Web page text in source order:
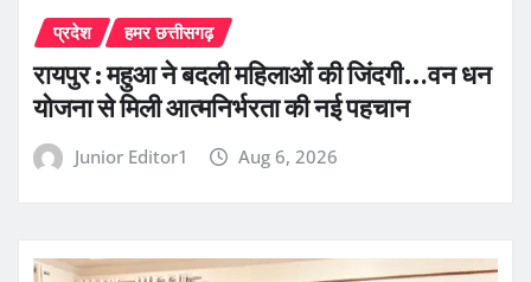
प्रदेश हमर छत्तीसगढ़
रायपुर : महुआ ने बदली महिलाओं की जिंदगी…वन धन
योजना से मिली आत्मनिर्भरता की नई पहचान
Junior Editor1 Aug 6, 2026